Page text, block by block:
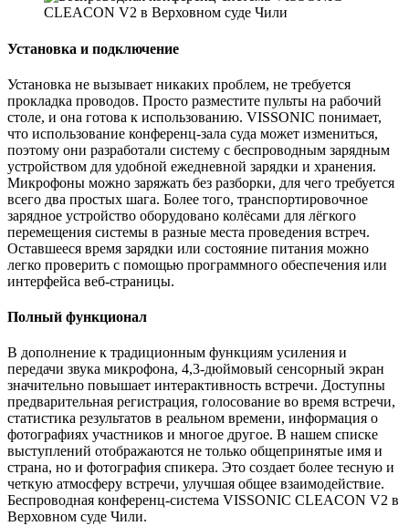
Установка и подключение
Установка не вызывает никаких проблем, не требуется
прокладка проводов. Просто разместите пульты на рабочий
столе, и она готова к использованию. VISSONIC понимает,
что использование конференц-зала суда может измениться,
поэтому они разработали систему с беспроводным зарядным
устройством для удобной ежедневной зарядки и хранения.
Микрофоны можно заряжать без разборки, для чего требуется
всего два простых шага. Более того, транспортировочное
зарядное устройство оборудовано колёсами для лёгкого
перемещения системы в разные места проведения встреч.
Оставшееся время зарядки или состояние питания можно
легко проверить с помощью программного обеспечения или
интерфейса веб-страницы.
Полный функционал
В дополнение к традиционным функциям усиления и
передачи звука микрофона, 4,3-дюймовый сенсорный экран
значительно повышает интерактивность встречи. Доступны
предварительная регистрация, голосование во время встречи,
статистика результатов в реальном времени, информация о
фотографиях участников и многое другое. В нашем списке
выступлений отображаются не только общепринятые имя и
страна, но и фотография спикера. Это создает более тесную и
четкую атмосферу встречи, улучшая общее взаимодействие.
Беспроводная конференц-система VISSONIC CLEACON V2 в
Верховном суде Чили.